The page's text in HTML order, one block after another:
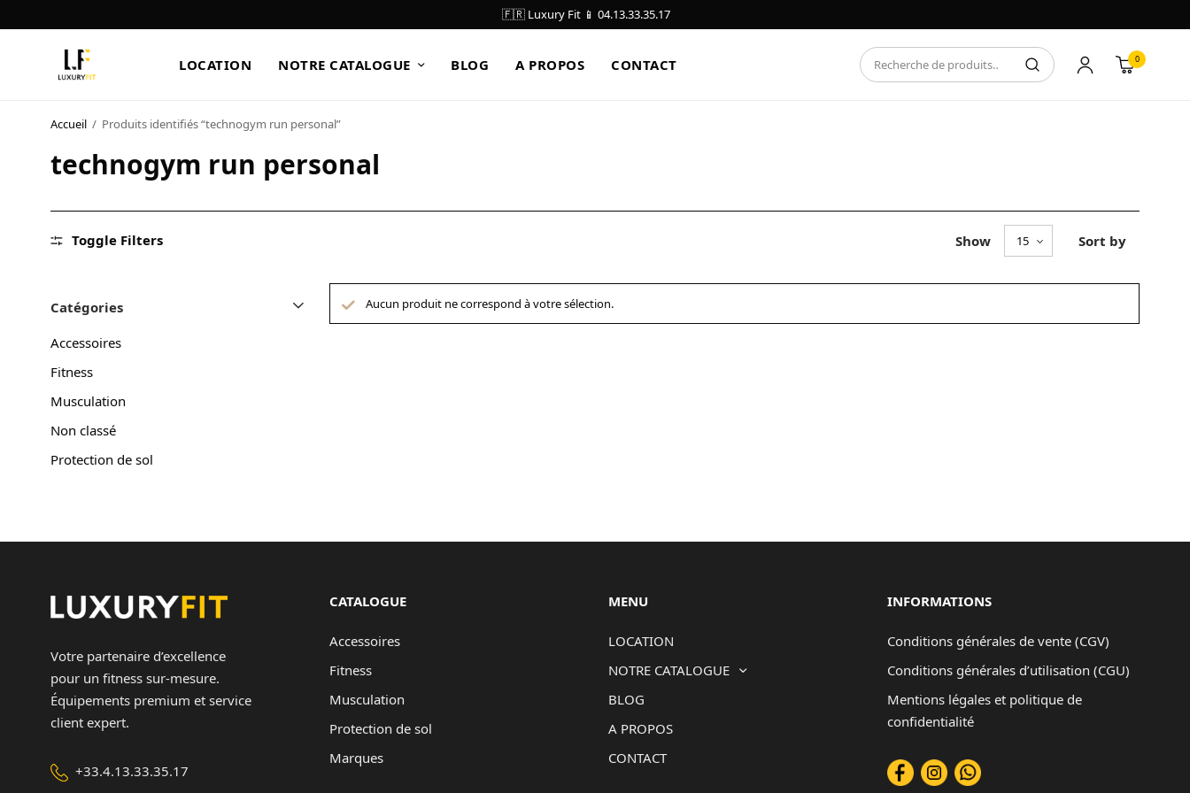
🇫🇷 Luxury Fit 📱 04.13.33.35.17
LOCATION NOTRE CATALOGUE BLOG A PROPOS CONTACT 0
Accueil / Produits identifiés “technogym run personal”
technogym run personal
Toggle Filters Show Sort by
Catégories
Accessoires
Fitness
Musculation
Non classé
Protection de sol
Aucun produit ne correspond à votre sélection.
Votre partenaire d’excellence
pour un fitness sur-mesure.
Équipements premium et service
client expert.
+33.4.13.33.35.17
CATALOGUE
Accessoires
Fitness
Musculation
Protection de sol
Marques
MENU
LOCATION
NOTRE CATALOGUE
BLOG
A PROPOS
CONTACT
INFORMATIONS
Conditions générales de vente (CGV)
Conditions générales d’utilisation (CGU)
Mentions légales et politique de
confidentialité
NOTRE CATALOGUE
CONTACT
Blog
Boutique